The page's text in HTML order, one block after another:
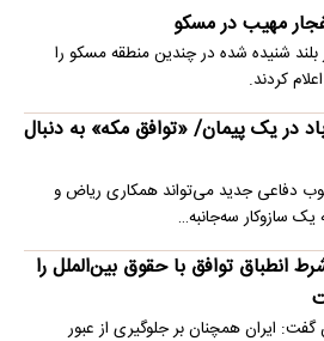
مهیب در مسکو
شنیده شده در چندین منطقه مسکو را
کردند.
در یک پیمان/ «توافق مکه» به دنبال
دفاعی جدید می‌تواند همکاری ریاض و
یک سازوکار سه‌جانبه…
انطباق توافق با حقوق بین‌الملل را
گفت: ایران همچنان بر جلوگیری از عبور